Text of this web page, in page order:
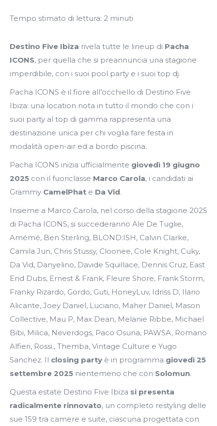
Tempo stimato di lettura: 2 minuti
Destino Five Ibiza rivela tutte le lineup di Pacha
ICONS, per quella che si preannuncia una stagione
imperdibile, con i suoi pool party e i suoi top dj.
Pacha ICONS è il fiore all’occhiello di Destino Five
Ibiza: una location nota in tutto il mondo che con i
suoi party al top di gamma rappresenta una
destinazione unica per chi voglia fare festa in
modalità open-air ed a bordo piscina.
Pacha ICONS inizia ufficialmente giovedì 19 giugno
2025 con il fuoriclasse Marco Carola, i candidati ai
Grammy CamelPhat e Da Vid.
Insieme a Marco Carola, nel corso della stagione 2025
di Pacha ICONS, si succederanno Ale De Tuglie,
Amémé, Ben Sterling, BLOND:ISH, Calvin Clarke,
Camila Jun, Chris Stussy, Cloonee, Cole Knight, Cuky,
Da Vid, Danyelino, Davide Squillace, Dennis Cruz, East
End Dubs, Ernest & Frank, Fleure Shore, Frank Storm,
Franky Rizardo, Gordo, Guti, HoneyLuv, Idriss D, Ilario
Alicante, Joey Daniel, Luciano, Maher Daniel, Mason
Collective, Mau P, Max Dean, Melanie Ribbe, Michael
Bibi, Milica, Neverdogs, Paco Osuna, PAWSA, Romano
Alfieri, Rossi., Themba, Vintage Culture e Yugo
Sanchez. Il closing party è in programma giovedì 25
settembre 2025 nientemeno che con Solomun.
Questa estate Destino Five Ibiza si presenta
radicalmente rinnovato, un completo restyling delle
sue 159 tra camere e suite, ciascuna progettata con